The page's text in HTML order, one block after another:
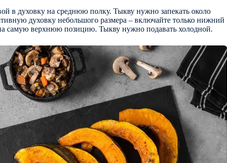
в духовку на среднюю полку. Тыкву нужно запекать около
духовку небольшого размера – включайте только нижний
на самую верхнюю позицию. Тыкву нужно подавать холодной.